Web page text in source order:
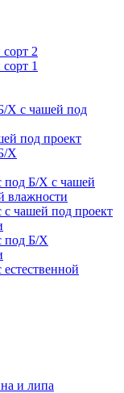
2
1
Х с чашей под
под проект
Х
под Б/Х с чашей
влажности
чашей под проект
под Б/Х
и липа